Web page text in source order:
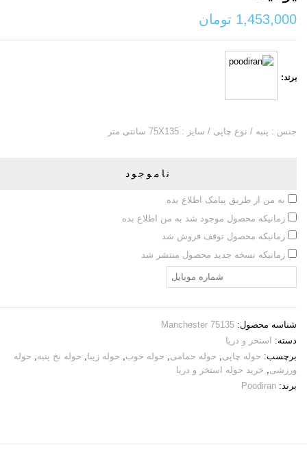
1,453,000 تومان
برند:
جنس : پنبه / نوع چاپی / سایز : 75X135 سانتی متر
ناموجود
به من از طریق پیامک اطلاع بده
زمانیکه محصول موجود شد به من اطلاع بده
زمانیکه محصول توقف فروش شد
زمانیکه نسخه جدید محصول منتشر شد
شناسه محصول: Manchester 75135
دسته:
استخر و دریا
برچسب: حوله چاپی, حوله حمامی, حوله خوب, حوله زیبا, حوله نخ پنبه, حوله
ورزشی, خرید حوله استخر و دریا
برند: Poodiran